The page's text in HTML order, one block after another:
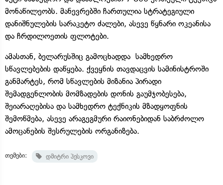
მონაწილეობს. მანევრებში ჩართულია სტრატეგიული
დანიშნულების სარაკეტო ძალები, ასევე წყნარი ოკეანისა
და ჩრდილოეთის ფლოტები.
ამასთან, ბელარუსშიც გამოცხადდა სამხედრო
სწავლებების დაწყება. ქვეყნის თავდაცვის სამინისტროში
განმარტეს, რომ სწავლების მიზანია პირადი
შემადგენლობის მომზადების დონის გაუმჯობესება,
შეიარაღებისა და სამხედრო ტექნიკის მზადყოფნის
შემოწმება, ასევე არაგეგმური რაიონებიდან საბრძოლო
ამოცანების შესრულების ორგანიზება.
თემები: დმიტრი პესკოვი